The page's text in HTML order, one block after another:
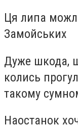
Ця липа
Замойських
Дуже шкода,
колись
такому
Наостанок